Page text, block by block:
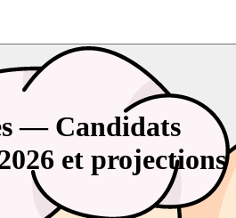
— Candidats
et projections